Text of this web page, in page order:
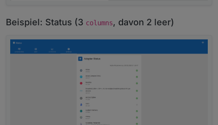
Beispiel: Status (3 columns, davon 2 leer)